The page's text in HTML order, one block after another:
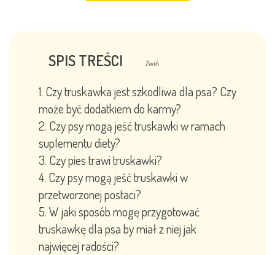
SPIS TREŚCI Zwiń
Czy truskawka jest szkodliwa dla psa? Czy
może być dodatkiem do karmy?
Czy psy mogą jeść truskawki w ramach
suplementu diety?
Czy pies trawi truskawki?
Czy psy mogą jeść truskawki w
przetworzonej postaci?
W jaki sposób mogę przygotować
truskawkę dla psa by miał z niej jak
najwięcej radości?